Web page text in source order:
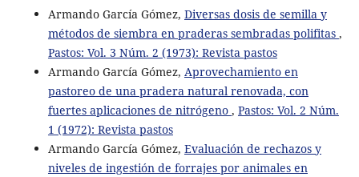
Armando García Gómez, Diversas dosis de semilla y
métodos de siembra en praderas sembradas polifitas ,
Pastos: Vol. 3 Núm. 2 (1973): Revista pastos
Armando García Gómez, Aprovechamiento en
pastoreo de una pradera natural renovada, con
fuertes aplicaciones de nitrógeno , Pastos: Vol. 2 Núm.
1 (1972): Revista pastos
Armando García Gómez, Evaluación de rechazos y
niveles de ingestión de forrajes por animales en